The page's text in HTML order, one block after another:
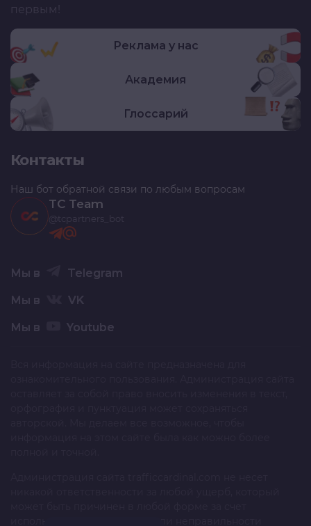
первым!
Реклама у нас
Академия
Глоссарий
Контакты
Наш бот обратной связи по любым вопросам
TC Team
@tcpartners_bot
Мы в Telegram
Мы в VK
Мы в Youtube